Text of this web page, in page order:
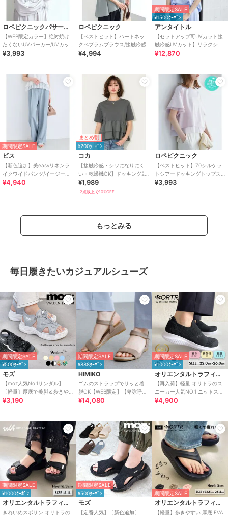
ロペピクニックパサージュ
【WEB限定カラー】絶対焼け
たくないUVパーカー/UVカッ
ト・接触冷感
¥3,993
ロペピクニック
【ベストヒット】ハートネッ
クペプラムブラウス/接触冷感
¥4,994
期間限定SALE
¥1500ｸｰﾎﾟﾝ
アンタイトル
【セットアップ可UVカット接
触冷感UVカット】リラクシー
キーVネックブラウス
¥12,870
期間限定SALE
ビス
【新色追加】美easyリネンラ
イクワイドパンツ/イージーケ
ア・接触冷感・セットアップ
¥4,940
まとめ割
¥200ｸｰﾎﾟﾝ
コカ
【接触冷感・シワになりにく
い・乾燥機OK】ドッキング2
段フリルTシャツ 全2色
¥1,989
2点以上で10%OFF
ロペピクニック
【ベストヒット】70シルケッ
トシアードッキングトップス/
着丈が選べる・UVカット・接
¥3,993
もっとみる
毎日履きたいカジュアルシューズ
期間限定SALE
¥500ｸｰﾎﾟﾝ
モズ
【moz人気No.1サンダル】
〔軽量〕厚底で美脚＆歩きや
すい！疲れにくいフィット感
¥3,190
期間限定SALE
¥888ｸｰﾎﾟﾝ
HIMIKO
ゴムのストラップでサッと着
脱OK【WEB限定】【卑弥呼
26SS】ゴムストラップサンダ
¥14,080
期間限定SALE
¥1000ｸｰﾎﾟﾝ
オリエンタルトラフィック
【再入荷】軽量 オリトラのス
ニーカー人気NO.1 ニットスニ
ーカー スリッポン /3709
¥4,900
期間限定SALE
¥1000ｸｰﾎﾟﾝ
オリエンタルトラフィック
きれいめスポサン オリトラの
期間限定SALE
¥500ｸｰﾎﾟﾝ
モズ
【定番人気】〔新色追加〕
期間限定SALE
オリエンタルトラフィック
【軽量】歩きやすい 厚底 EVA